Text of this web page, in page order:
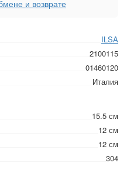
ILSA
2100115
01460120
Италия
15.5 см
12 см
12 см
304
и возврате